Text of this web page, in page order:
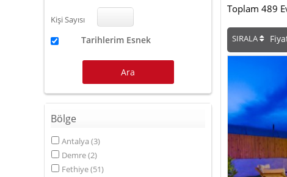
Kişi Sayısı
Tarihlerim Esnek
Ara
Bölge
Antalya (3)
Demre(2)
Fethiye(51)
Toplam 489
SIRALA